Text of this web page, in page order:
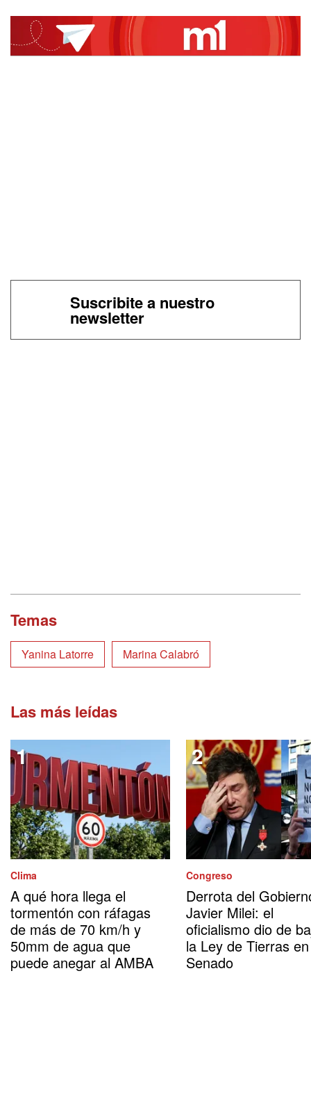
Suscribite a nuestro
newsletter
Temas
Yanina Latorre Marina Calabró
Las más leídas
Clima
A qué hora llega el
tormentón con ráfagas
de más de 70 km/h y
50mm de agua que
puede anegar al AMBA
Congreso
Derrota del
Javier Milei: el
oficialismo dio de
la Ley de Tierras
Senado